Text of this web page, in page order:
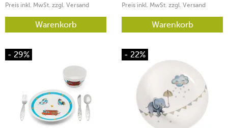
Preis inkl. MwSt. zzgl. Versand
Warenkorb
Preis inkl. MwSt. zzgl. Versand
Warenkorb
- 29% - 22%